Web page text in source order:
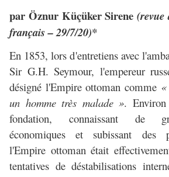
par Öznur Küçüker Sirene(revue
français – 29/7/20)*
En 1853, lors d'entretiens avec
Sir G.H. Seymour, l'empereur
désigné l'Empire ottoman comme
un homme très malade ».
fondation, connaissant de
économiques et subissant des
l'Empire ottoman était
tentatives de déstabilisations